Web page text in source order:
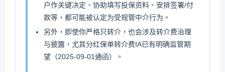
户作关键决定、协助填写投保资料、安排签署/付
款等，都可能被认定为受规管中介行为。
另外，即使你严格只转介，也会涉及转介费治理
与披露，尤其分红保单转介费IA已有明确监管期
望（2025-09-01通函）。